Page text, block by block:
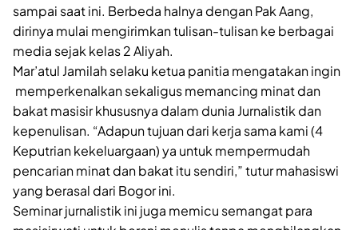
sampai saat ini. Berbeda halnya dengan Pak Aang,
dirinya mulai mengirimkan tulisan-tulisan ke berbagai
media sejak kelas 2 Aliyah.
Mar’atul Jamilah selaku ketua panitia mengatakan ingin
memperkenalkan sekaligus memancing minat dan
bakat masisir khususnya dalam dunia Jurnalistik dan
kepenulisan. “Adapun tujuan dari kerja sama kami (4
Keputrian kekeluargaan) ya untuk mempermudah
pencarian minat dan bakat itu sendiri,” tutur mahasiswi
yang berasal dari Bogor ini.
Seminar jurnalistik ini juga memicu semangat para